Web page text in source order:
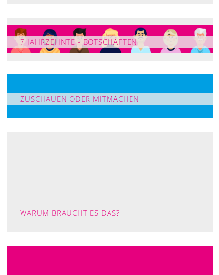
7 JAHRZEHNTE - BOTSCHAFTEN
ZUSCHAUEN ODER MITMACHEN
WARUM BRAUCHT ES DAS?